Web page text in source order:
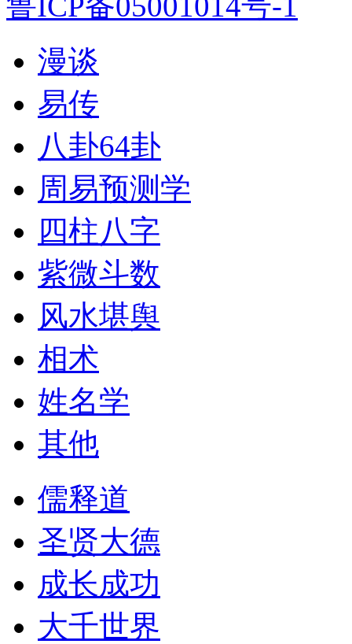
漫谈
易传
八卦64卦
周易预测学
四柱八字
紫微斗数
风水堪舆
相术
姓名学
其他
儒释道
圣贤大德
成长成功
大千世界